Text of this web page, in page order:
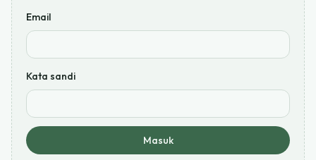
Email
Kata sandi
Masuk